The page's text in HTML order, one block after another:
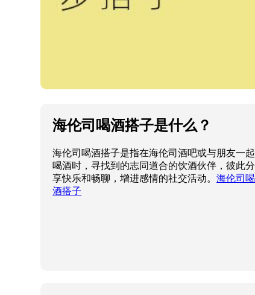
海伦司喝酒搭子是什么？
海伦司喝酒搭子是指在海伦司酒吧或与朋友一起
喝酒时，寻找到的志同道合的饮酒伙伴，彼此分
享快乐和畅聊，增进感情的社交活动。海伦司喝
酒搭子